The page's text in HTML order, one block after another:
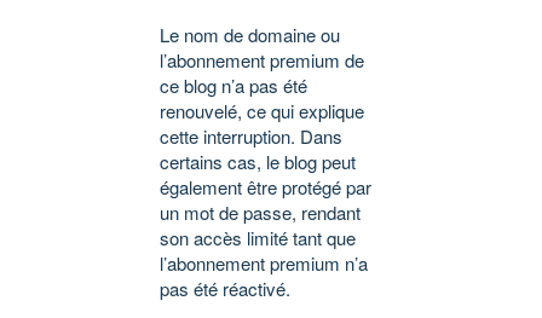
Le nom de domaine ou
l’abonnement premium de
ce blog n’a pas été
renouvelé, ce qui explique
cette interruption. Dans
certains cas, le blog peut
également être protégé par
un mot de passe, rendant
son accès limité tant que
l’abonnement premium n’a
pas été réactivé.